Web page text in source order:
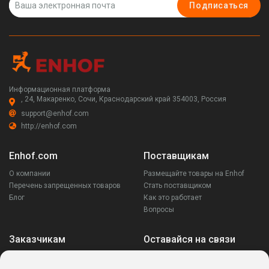
Подписаться
Информационная платформа
, 24, Макаренко, Сочи, Краснодарский край 354003, Россия
support@enhof.com
http://enhof.com
Enhof.com
О компании
Перечень запрещенных товаров
Блог
Поставщикам
Размещайте товары на Enhof
Стать поставщиком
Как это работает
Вопросы
Заказчикам Оставайся на связи